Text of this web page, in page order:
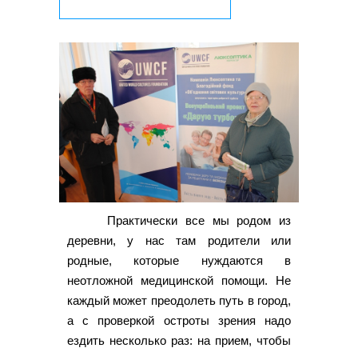
Практически все мы родом из
деревни, у нас там родители или
родные, которые нуждаются в
неотложной медицинской помощи. Не
каждый может преодолеть путь в город,
а с проверкой остроты зрения надо
ездить несколько раз: на прием, чтобы